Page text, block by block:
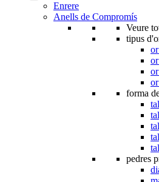
Enrere
Anells de Compromís
Veure
tipus
forma
pedres